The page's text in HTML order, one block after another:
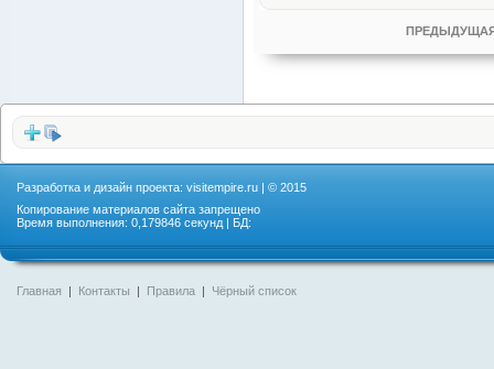
Разработка и дизайн проекта: visitempire.ru | © 2015
Копирование материалов сайта запрещено
Время выполнения: 0,179846 секунд | БД:
Главная | Контакты | Правила | Чёрный список